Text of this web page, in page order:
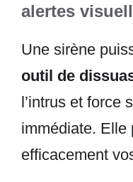
alertes
Une sirène
outil de
l’intrus et force
immédiate. Elle
efficacement